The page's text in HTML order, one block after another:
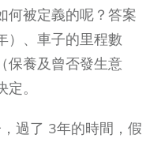
何被定義的呢？答案
）、車子的里程數
保養及曾否發生意
。
過了 3年的時間，假